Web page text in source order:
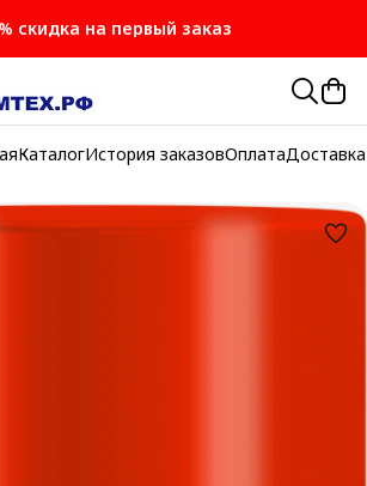
скидка на первый заказ
КаталогИстория заказовОплатаДоставка